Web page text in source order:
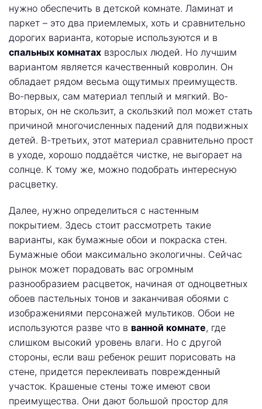
нужно обеспечить в детской комнате. Ламинат и
паркет – это два приемлемых, хоть и сравнительно
дорогих варианта, которые используются и в
спальных комнатах взрослых людей. Но лучшим
вариантом является качественный ковролин. Он
обладает рядом весьма ощутимых преимуществ.
Во-первых, сам материал теплый и мягкий. Во-
вторых, он не скользит, а скользкий пол может стать
причиной многочисленных падений для подвижных
детей. В-третьих, этот материал сравнительно прост
в уходе, хорошо поддаётся чистке, не выгорает на
солнце. К тому же, можно подобрать интересную
расцветку.
Далее, нужно определиться с настенным
покрытием. Здесь стоит рассмотреть такие
варианты, как бумажные обои и покраска стен.
Бумажные обои максимально экологичны. Сейчас
рынок может порадовать вас огромным
разнообразием расцветок, начиная от одноцветных
обоев пастельных тонов и заканчивая обоями с
изображениями персонажей мультиков. Обои не
используются разве что в ванной комнате, где
слишком высокий уровень влаги. Но с другой
стороны, если ваш ребенок решит порисовать на
стене, придется переклеивать поврежденный
участок. Крашеные стены тоже имеют свои
преимущества. Они дают большой простор для